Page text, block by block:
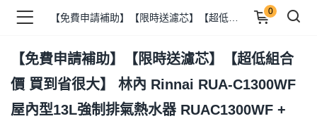
)
)
0
【免費申請補助】【限時送濾芯】【超低組合
價 買到省很大】 林內 Rinnai RUA-C1300WF
屋內型13L強制排氣熱水器 RUAC1300WF +